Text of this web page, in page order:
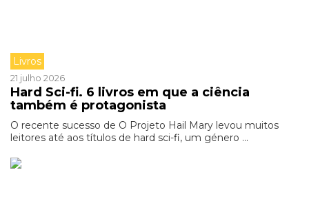
Livros
21 julho 2026
Hard Sci-fi. 6 livros em que a ciência
também é protagonista
O recente sucesso de O Projeto Hail Mary levou muitos
leitores até aos títulos de hard sci-fi, um género ...